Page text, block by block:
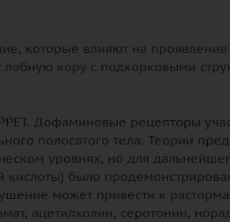
которые влияют на проявление
кору с подкорковыми
Дофаминовые рецепторы
полосатого тела. Теории
уровнях, но для
было
может привести к
ацетилхолин, серотонин,